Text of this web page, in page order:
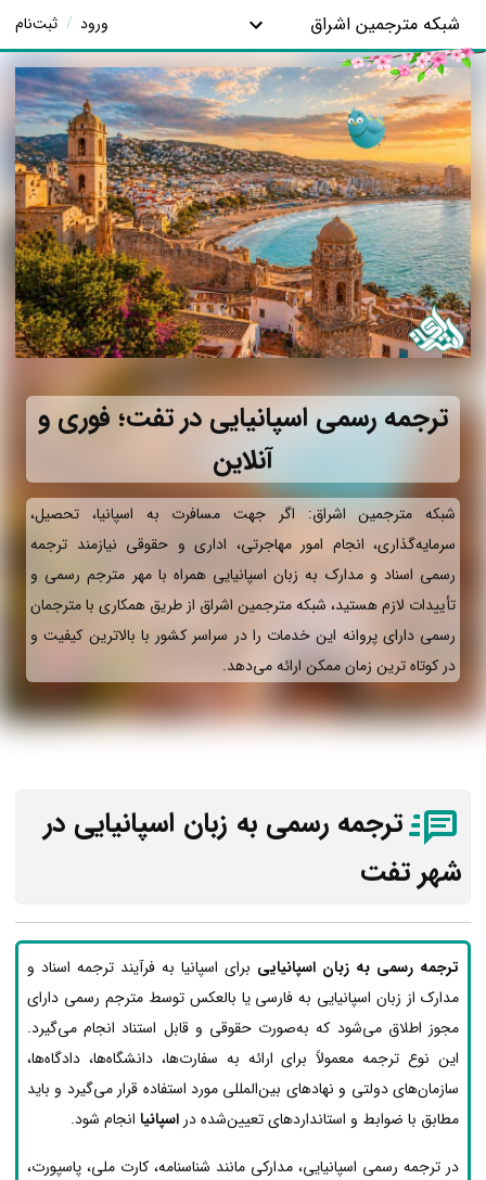
شبکه مترجمین اشراق ورود / ثبت‌نام
ترجمه رسمی اسپانیایی در تفت؛ فوری و
آنلاین
شبکه مترجمین اشراق: اگر جهت مسافرت به اسپانیا، تحصیل،
سرمایه‌گذاری، انجام امور مهاجرتی، اداری و حقوقی نیازمند ترجمه
رسمی اسناد و مدارک به زبان اسپانیایی همراه با مهر مترجم رسمی و
تأییدات لازم هستید، شبکه مترجمین اشراق از طریق همکاری با مترجمان
رسمی دارای پروانه این خدمات را در سراسر کشور با بالاترین کیفیت و
در کوتاه ترین زمان ممکن ارائه می‌دهد.
ترجمه رسمی به زبان اسپانیایی در
شهر تفت
ترجمه رسمی به زبان اسپانیایی برای اسپانیا به فرآیند ترجمه اسناد و
مدارک از زبان اسپانیایی به فارسی یا بالعکس توسط مترجم رسمی دارای
مجوز اطلاق می‌شود که به‌صورت حقوقی و قابل استناد انجام می‌گیرد.
این نوع ترجمه معمولاً برای ارائه به سفارت‌ها، دانشگاه‌ها، دادگاه‌ها،
سازمان‌های دولتی و نهادهای بین‌المللی مورد استفاده قرار می‌گیرد و باید
مطابق با ضوابط و استانداردهای تعیین‌شده در اسپانیا انجام شود.
در ترجمه رسمی اسپانیایی، مدارکی مانند شناسنامه، کارت ملی، پاسپورت،